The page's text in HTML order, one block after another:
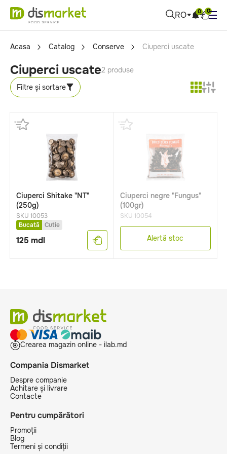
RO 0 0
Acasa Catalog Conserve Ciuperci uscate
Ciuperci uscate2 produse
Filtre și sortare
Ciuperci Shitake "NT"
(250g)
SKU 10053
Bucată
Cutie
125 mdl
Ciuperci negre "Fungus"
(100gr)
SKU 10054
Alertă stoc
Crearea magazin online - ilab.md
Compania Dismarket
Despre companie
Achitare și livrare
Contacte
Pentru cumpărători
Promoții
Blog
Termeni și condiții